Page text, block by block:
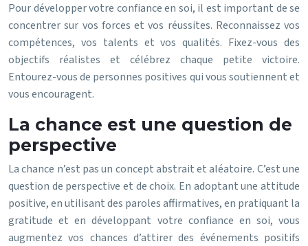
Pour développer votre confiance en soi, il est important de se
concentrer sur vos forces et vos réussites. Reconnaissez vos
compétences, vos talents et vos qualités. Fixez-vous des
objectifs réalistes et célébrez chaque petite victoire.
Entourez-vous de personnes positives qui vous soutiennent et
vous encouragent.
La chance est une question de
perspective
La chance n’est pas un concept abstrait et aléatoire. C’est une
question de perspective et de choix. En adoptant une attitude
positive, en utilisant des paroles affirmatives, en pratiquant la
gratitude et en développant votre confiance en soi, vous
augmentez vos chances d’attirer des événements positifs